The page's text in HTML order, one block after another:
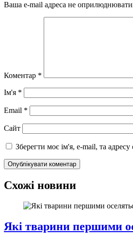
Ваша e-mail адреса не
Коментар *
Ім'я *
Email *
Сайт
Зберегти моє ім'я, e-mail, та
Схожі новини
Які тварини першими